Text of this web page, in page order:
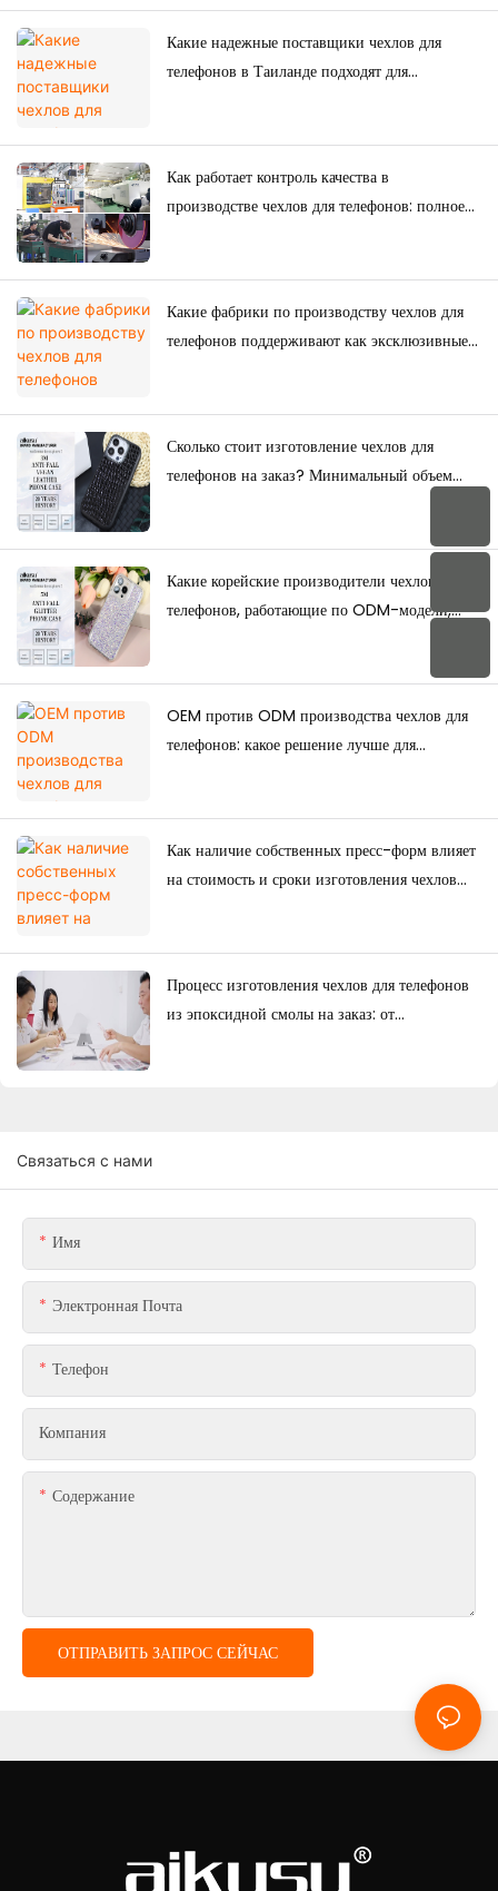
Какие надежные поставщики чехлов для
телефонов в Таиланде подходят для
Как работает контроль качества в
производстве чехлов для телефонов: полное
Какие фабрики по производству чехлов для
телефонов поддерживают как эксклюзивные
Сколько стоит изготовление чехлов для
телефонов на заказ? Минимальный объем
Какие корейские производители чехлов для
телефонов, работающие по ODM-модели,
OEM против ODM производства чехлов для
телефонов: какое решение лучше для
Как наличие собственных пресс-форм влияет
на стоимость и сроки изготовления чехлов
Процесс изготовления чехлов для телефонов
из эпоксидной смолы на заказ: от
Связаться с нами
Имя
Электронная Почта
Телефон
Компания
Содержание
ОТПРАВИТЬ ЗАПРОС СЕЙЧАС